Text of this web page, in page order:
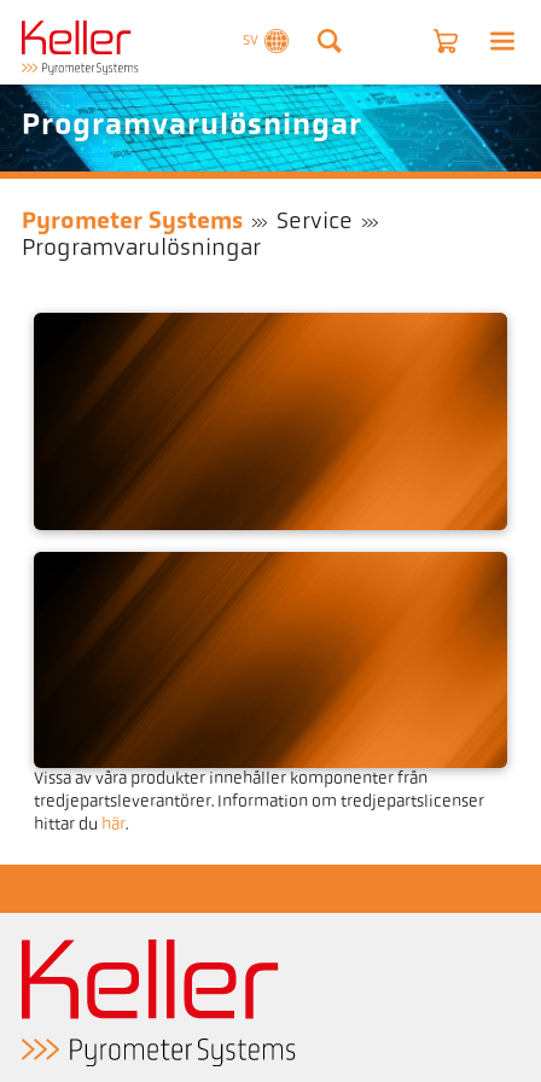
SV
Programvarulösningar
Pyrometer Systems
Service
Programvarulösningar
Programvara CellaView
Verktyg för IO-Link-
Vissa av våra produkter innehåller komponenter från
tredjepartsleverantörer. Information om tredjepartslicenser
hittar du här.